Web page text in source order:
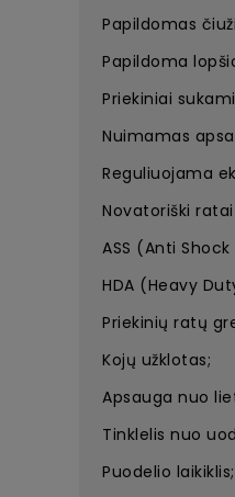
Papildomas
Papildoma
Priekiniai
Nuimamas
Reguliuojama
Novatoriški
ASS (Anti
HDA (Heavy
Priekinių ratų
Kojų užklotas;
Apsauga nuo
Tinklelis nuo
Puodelio laikiklis;